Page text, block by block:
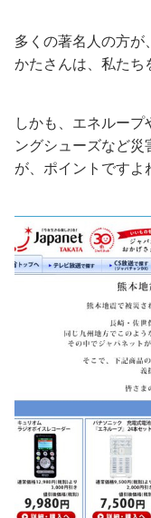
多くの著名人の方が
かたさんは、私たち
しかも、エネルー
ングシューズなど災
が、ポイントですよ